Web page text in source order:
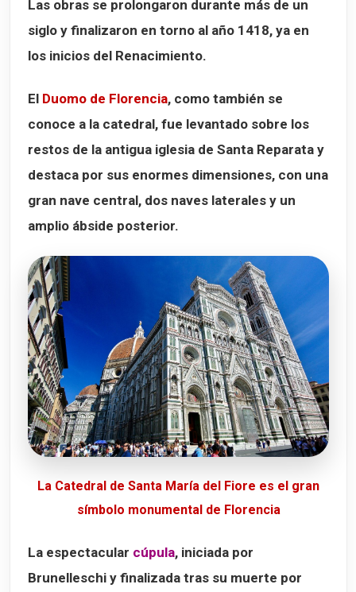
Las obras se prolongaron durante más de un
siglo y finalizaron en torno al año 1418, ya en
los inicios del Renacimiento.
El Duomo de Florencia, como también se
conoce a la catedral, fue levantado sobre los
restos de la antigua iglesia de Santa Reparata y
destaca por sus enormes dimensiones, con una
gran nave central, dos naves laterales y un
amplio ábside posterior.
La Catedral de Santa María del Fiore es el gran
símbolo monumental de Florencia
La espectacular cúpula, iniciada por
Brunelleschi y finalizada tras su muerte por